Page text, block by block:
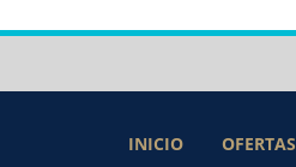
INICIO OFERTAS